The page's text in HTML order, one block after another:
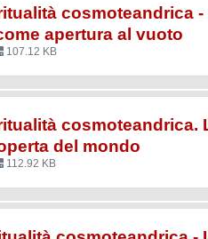
cosmoteandrica -
apertura al vuoto
107.12 KB
cosmoteandrica.
del mondo
112.92 KB